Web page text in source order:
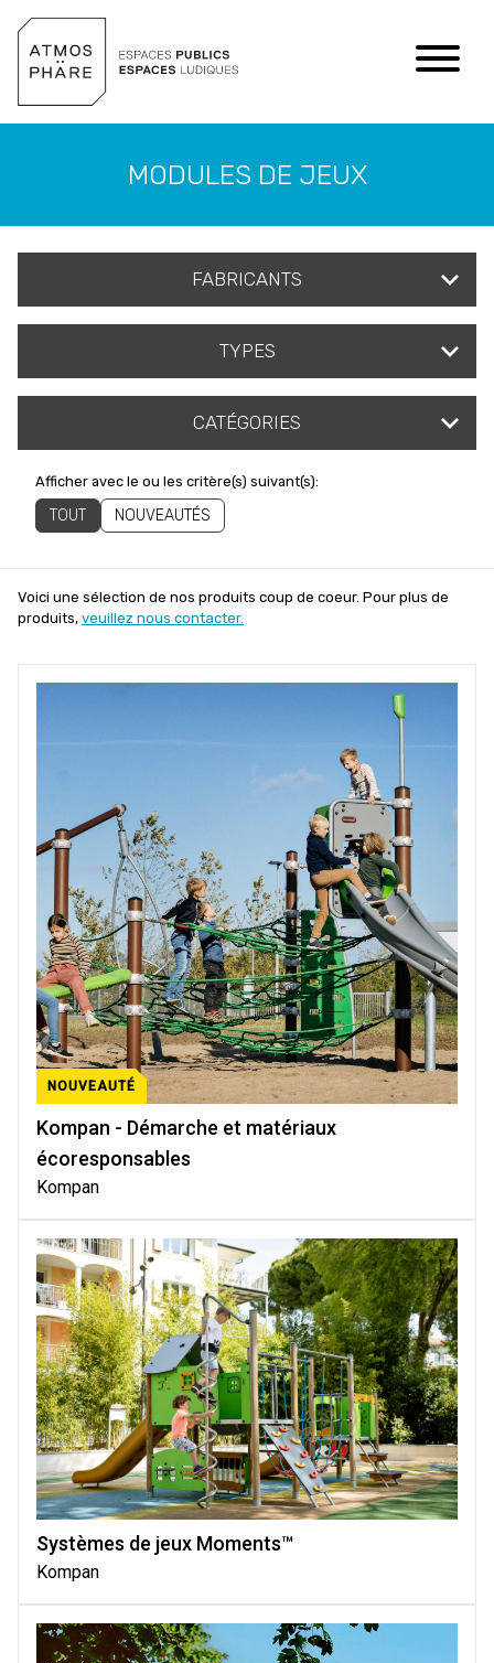
MODULES DE JEUX
FABRICANTS
TYPES
CATÉGORIES
Afficher avec le ou les critère(s) suivant(s):
TOUT NOUVEAUTÉS
Voici une sélection de nos produits coup de coeur. Pour plus de
produits, veuillez nous contacter.
NOUVEAUTÉ
Kompan - Démarche et matériaux
écoresponsables
Kompan
Systèmes de jeux Moments™
Kompan